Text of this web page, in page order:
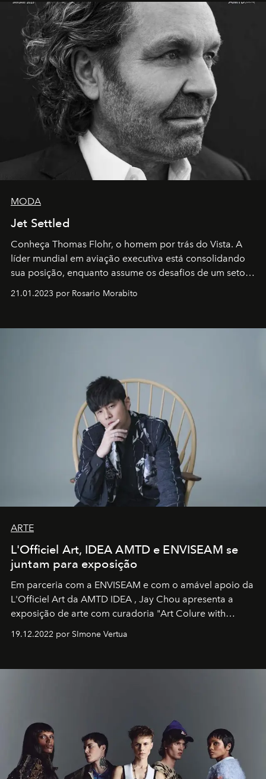
MODA
Jet Settled
Conheça Thomas Flohr, o homem por trás do Vista. A
líder mundial em aviação executiva está consolidando
sua posição, enquanto assume os desafios de um setor
21.01.2023 por Rosario Morabito
ARTE
L'Officiel Art, IDEA AMTD e ENVISEAM se
juntam para exposição
Em parceria com a ENVISEAM e com o amável apoio da
L'Officiel Art da AMTD IDEA , Jay Chou apresenta a
exposição de arte com curadoria "Art Colure with
19.12.2022 por SImone Vertua